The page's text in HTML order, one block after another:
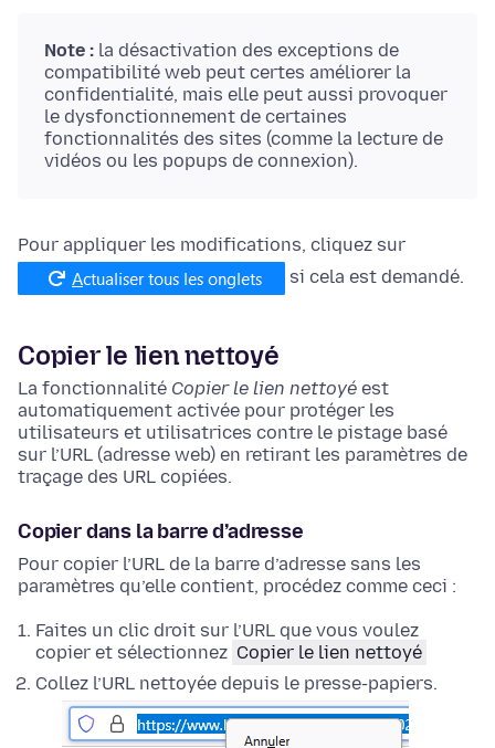
Note : la désactivation des exceptions de
compatibilité web peut certes améliorer la
confidentialité, mais elle peut aussi provoquer
le dysfonctionnement de certaines
fonctionnalités des sites (comme la lecture de
vidéos ou les popups de connexion).
Pour appliquer les modifications, cliquez sur
si cela est demandé.
Copier le lien nettoyé
La fonctionnalité Copier le lien nettoyé est
automatiquement activée pour protéger les
utilisateurs et utilisatrices contre le pistage basé
sur l’URL (adresse web) en retirant les paramètres de
traçage des URL copiées.
Copier dans la barre d’adresse
Pour copier l’URL de la barre d’adresse sans les
paramètres qu’elle contient, procédez comme ceci :
Faites un clic droit sur l’URL que vous voulez
copier et sélectionnez Copier le lien nettoyé
Collez l’URL nettoyée depuis le presse-papiers.